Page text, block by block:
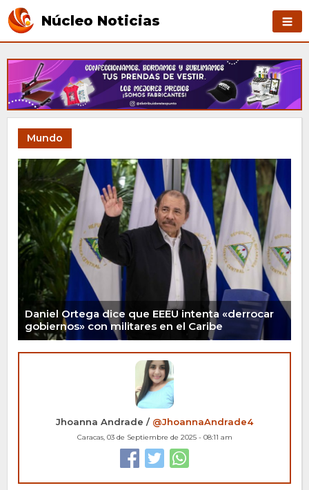
Núcleo Noticias
Mundo
Daniel Ortega dice que EEEU intenta «derrocar
gobiernos» con militares en el Caribe
Jhoanna Andrade / @JhoannaAndrade4
Caracas, 03 de Septiembre de 2025 - 08:11 am